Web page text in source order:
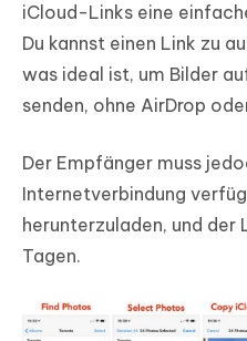
iCloud-Links eine
Du kannst einen Link zu
was ideal ist, um Bilder
senden, ohne AirDrop
Der Empfänger muss
Internetverbindung
herunterzuladen, und
Tagen.